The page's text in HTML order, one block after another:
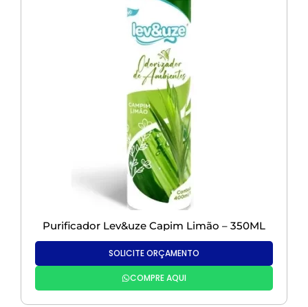
Purificador Lev&uze Capim Limão – 350ML
SOLICITE ORÇAMENTO
COMPRE AQUI